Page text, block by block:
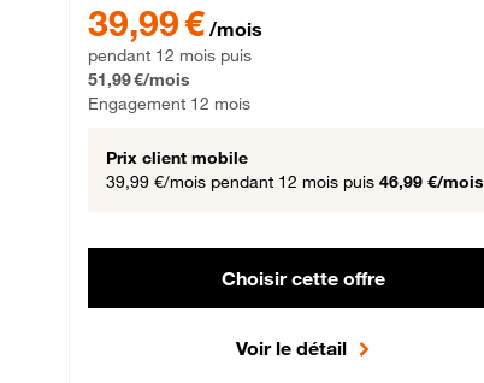
39,99 € /mois
pendant 12 mois puis
51,99 €/mois
Engagement 12 mois
Prix client mobile
39,99 €/mois pendant 12 mois puis 46,99 €/mois
Choisir cette offre
Voir le détail